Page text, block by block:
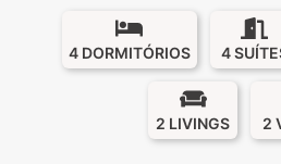
4 DORMITÓRIOS 4
2 LIVINGS 2